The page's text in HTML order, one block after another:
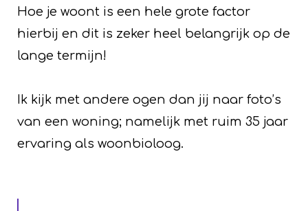
Hoe je woont is een hele grote factor
hierbij en dit is zeker heel belangrijk op de
lange termijn!
Ik kijk met andere ogen dan jij naar foto’s
van een woning; namelijk met ruim 35 jaar
ervaring als woonbioloog.